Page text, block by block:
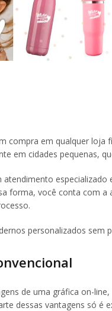
compra em qualquer
em cidades pequenas,
forma, você conta com a
personalizados sem
de uma gráfica on-
dessas vantagens só é